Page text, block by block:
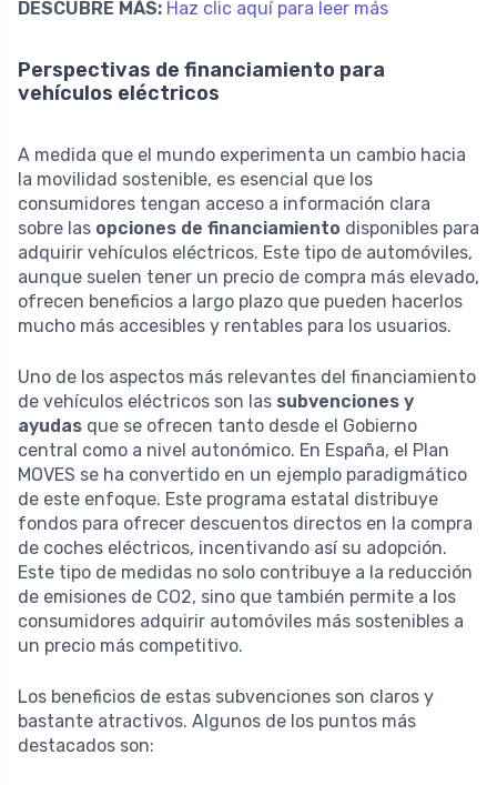
DESCUBRE MÁS: Haz clic aquí para leer más
Perspectivas de financiamiento para
vehículos eléctricos
A medida que el mundo experimenta un cambio hacia
la movilidad sostenible, es esencial que los
consumidores tengan acceso a información clara
sobre las opciones de financiamiento disponibles para
adquirir vehículos eléctricos. Este tipo de automóviles,
aunque suelen tener un precio de compra más elevado,
ofrecen beneficios a largo plazo que pueden hacerlos
mucho más accesibles y rentables para los usuarios.
Uno de los aspectos más relevantes del financiamiento
de vehículos eléctricos son las subvenciones y
ayudas que se ofrecen tanto desde el Gobierno
central como a nivel autonómico. En España, el Plan
MOVES se ha convertido en un ejemplo paradigmático
de este enfoque. Este programa estatal distribuye
fondos para ofrecer descuentos directos en la compra
de coches eléctricos, incentivando así su adopción.
Este tipo de medidas no solo contribuye a la reducción
de emisiones de CO2, sino que también permite a los
consumidores adquirir automóviles más sostenibles a
un precio más competitivo.
Los beneficios de estas subvenciones son claros y
bastante atractivos. Algunos de los puntos más
destacados son: